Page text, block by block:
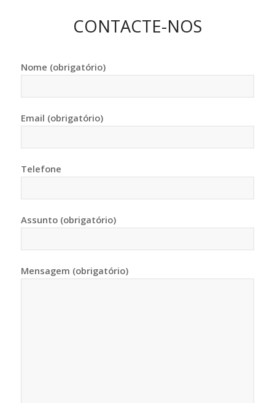
CONTACTE-NOS
Nome (obrigatório)
Email (obrigatório)
Telefone
Assunto (obrigatório)
Mensagem (obrigatório)